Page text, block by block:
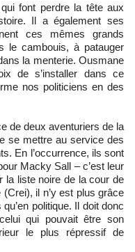
font perdre la tête aux
Il a également ses
ces mêmes grands
le cambouis, à patauger
la menterie. Ousmane
de s’installer dans ce
nos politiciens en des
de deux aventuriers de la
se mettre au service des
En l’occurrence, ils sont
Macky Sall – c’est leur
la liste noire de la cour de
il n’y est plus grâce
politique. Il doit donc
qui pouvait être son
le plus répressif de